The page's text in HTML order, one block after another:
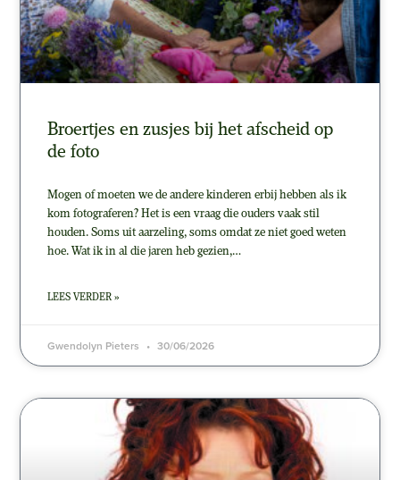
Broertjes en zusjes bij het afscheid op
de foto
Mogen of moeten we de andere kinderen erbij hebben als ik
kom fotograferen? Het is een vraag die ouders vaak stil
houden. Soms uit aarzeling, soms omdat ze niet goed weten
hoe. Wat ik in al die jaren heb gezien,…
LEES VERDER »
Gwendolyn Pieters 30/06/2026